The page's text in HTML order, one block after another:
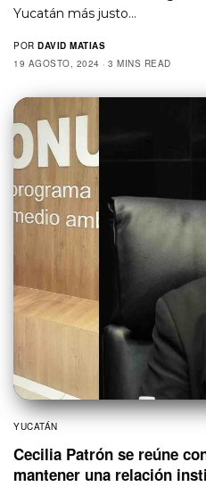
Yucatán más justo…
POR DAVID MATIAS
19 AGOSTO, 2024
3 MINS READ
YUCATÁN
Cecilia Patrón se reúne
mantener una relación